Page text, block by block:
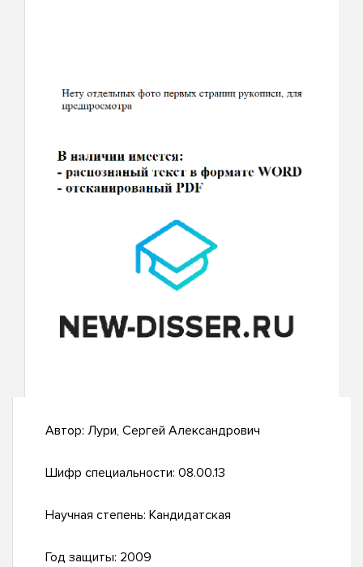
Автор: Лури, Сергей Александрович
Шифр специальности: 08.00.13
Научная степень: Кандидатская
Год защиты: 2009